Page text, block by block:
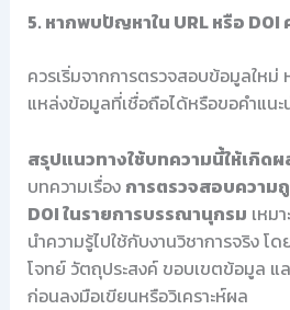
5. หากพบปัญหาใน URL หรือ DOI
ควรเริ่มจากการตรวจสอบข้อมูลใหม่
แหล่งข้อมูลที่เชื่อถือได้หรือขอคำแน
สรุปแนวทางใช้บทความนี้ให้เกิดผ
บทความเรื่อง การตรวจสอบความ
DOI ในรายการบรรณานุกรม เหม
นำความรู้ไปใช้กับงานวิชาการจริง โ
โจทย์ วัตถุประสงค์ ขอบเขตข้อมูล แ
ก่อนลงมือเขียนหรือวิเคราะห์ผล